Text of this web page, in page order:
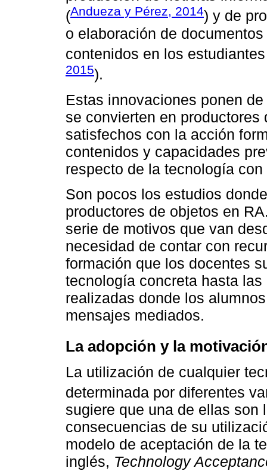
(Andueza y Pérez, 2014) y de
o elaboración de
contenidos en los
2015).
Estas innovaciones ponen
se convierten en
satisfechos con la acción
contenidos y capacidades
respecto de la tecnología
Son pocos los estudios
productores de objetos en
serie de motivos que van
necesidad de contar con
formación que los docentes
tecnología concreta hasta
realizadas donde los
mensajes mediados.
La adopción y la
La utilización de cualquier
determinada por diferentes
sugiere que una de ellas son
consecuencias de su
modelo de aceptación de la
inglés, Technology